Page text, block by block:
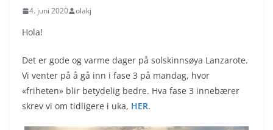
4. juni 2020 olakj
Hola!
Det er gode og varme dager på solskinnsøya Lanzarote.
Vi venter på å gå inn i fase 3 på mandag, hvor
«friheten» blir betydelig bedre. Hva fase 3 innebærer
skrev vi om tidligere i uka, HER.